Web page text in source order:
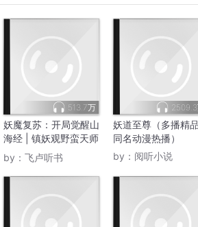
513.7万
妖魔复苏：开局觉醒山
海经 | 镇妖观野蛮天师
镇妖道士百妖道长
by： 飞卢听书
妖道至尊（多播精品
同名动漫热播）
by： 阅听小说